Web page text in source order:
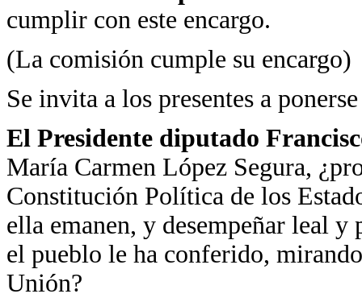
cumplir con este encargo.
(La comisión cumple su encargo)
Se invita a los presentes a
El Presidente diputado
María Carmen López Segura,
Constitución Política de los
ella emanen, y desempeñar leal
el pueblo le ha conferido,
Unión?